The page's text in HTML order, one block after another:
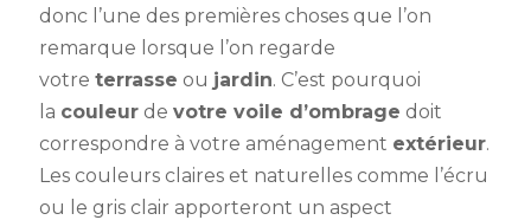
donc l’une des premières choses que l’on
remarque lorsque l’on regarde
votre terrasse ou jardin. C’est pourquoi
la couleur de votre voile d’ombrage doit
correspondre à votre aménagement extérieur.
Les couleurs claires et naturelles comme l’écru
ou le gris clair apporteront un aspect